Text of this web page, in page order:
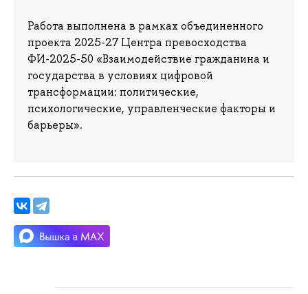
Работа выполнена в рамках объединенного
проекта 2025-27 Центра превосходства
ФИ-2025-50 «Взаимодействие гражданина и
государства в условиях цифровой
трансформации: политические,
психологические, управленческие факторы и
барьеры».